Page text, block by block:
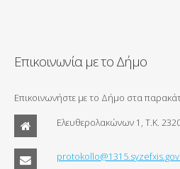
Επικοινωνία με το Δήμο
Επικοινωνήστε με το Δήμο στα
Ελευθερολακώνων 1, Τ.Κ.